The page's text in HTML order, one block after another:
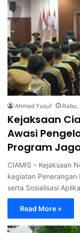
Ahmad Yusuf
Kejaksaan
Awasi
Program
CIAMIS – Kejaksaan
kegiatan Penerangan
serta Sosialisasi
Read More »